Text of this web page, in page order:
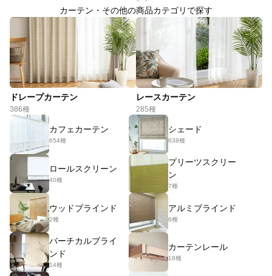
カーテン・その他の商品カテゴリで探す
ドレープカーテン
386種
レースカーテン
285種
カフェカーテン
654種
シェード
638種
ロールスクリーン
40種
プリーツスクリー
ン
7種
ウッドブラインド
2種
アルミブラインド
6種
バーチカルブライ
ンド
14種
カーテンレール
18種